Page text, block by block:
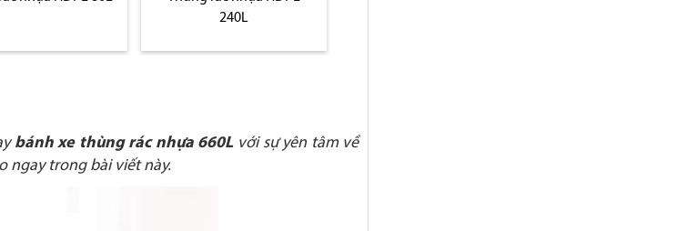
120L có bánh xe
bánh xe thùng rác nhựa 660Lvới sự yên tâm về
ngay trong bài viết này.